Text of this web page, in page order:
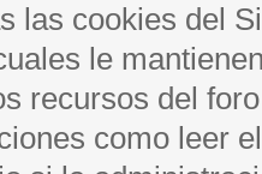
las cookies del
le
recursos del
como leer